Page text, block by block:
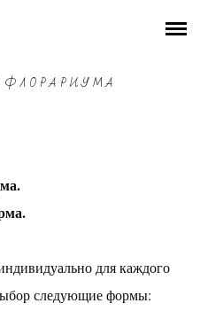
пряжи
для каждого
следующие формы: